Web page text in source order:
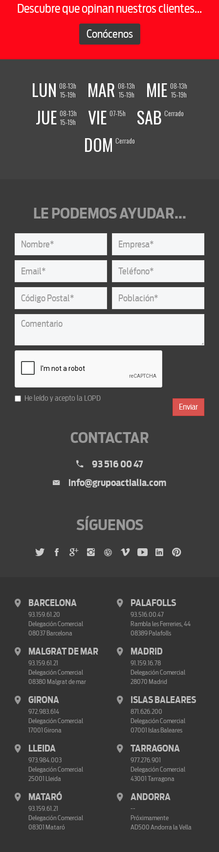
Descubre que opinan nuestros clientes...
Conócenos
LUN 08-13h
15-19h
MAR 08-13h
15-19h
MIE 08-13h
15-19h
JUE 08-13h
15-19h
VIE 07-15h SAB Cerrado
DOM Cerrado
LE PODEMOS AYUDAR...
He leído y acepto la LOPD
Enviar
CONTACTAR
93 516 00 47
info@grupoactialia.com
SÍGUENOS
BARCELONA
93.159.61.20
Delegación Comercial
08037 Barcelona
PALAFOLLS
93.516.00.47
Rambla les Ferreries, 44
08389 Palafolls
MALGRAT DE MAR
93.159.61.21
Delegación Comercial
08380 Malgrat de mar
MADRID
91.159.16.78
Delegación Comercial
28070 Madrid
GIRONA
972.983.614
Delegación Comercial
17001 Girona
ISLAS BALEARES
871.626.200
Delegación Comercial
07001 Islas Baleares
LLEIDA
973.984.003
Delegación Comercial
25001 Lleida
TARRAGONA
977.276.901
Delegación Comercial
43001 Tarragona
MATARÓ
93.159.61.21
Delegación Comercial
08301 Mataró
ANDORRA
--
Próximamente
AD500 Andorra la Vella